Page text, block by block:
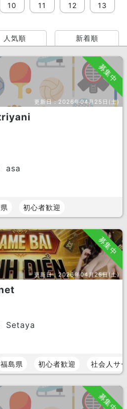
10
11
12
13
人気順 新着順
募集中
更新日：2026年04月25日(土)
asa
初心者歓迎
募集中
更新日：2026年04月25日(土)
Setaya
福島県 初心者歓迎 社会人サ
募集中